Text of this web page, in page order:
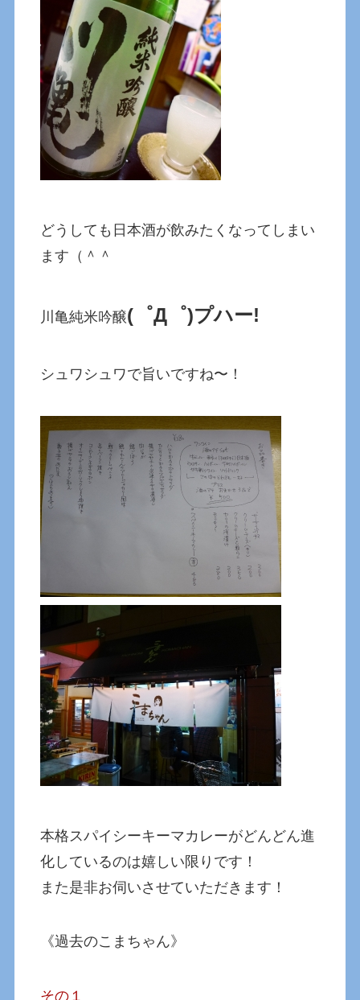
どうしても日本酒が飲みたくなってしまい
ます（＾＾
川亀純米吟醸(゜Д゜)プハー!
シュワシュワで旨いですね〜！
本格スパイシーキーマカレーがどんどん進
化しているのは嬉しい限りです！
また是非お伺いさせていただきます！
《過去のこまちゃん》
その１